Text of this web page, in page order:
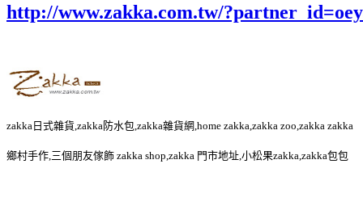
http://www.zakka.com.tw/
zakka日式雜貨,zakka防水包,zakka雜貨網,home zakka,zakka zoo,zakka zakka
鄉村手作,三個朋友傢飾 zakka shop,zakka 門市地址,小松果zakka,zakka包包